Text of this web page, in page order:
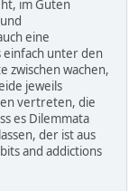
im Guten
eine
einfach unter den
zwischen wachen,
jeweils
vertreten, die
es Dilemmata
der ist aus
and addictions